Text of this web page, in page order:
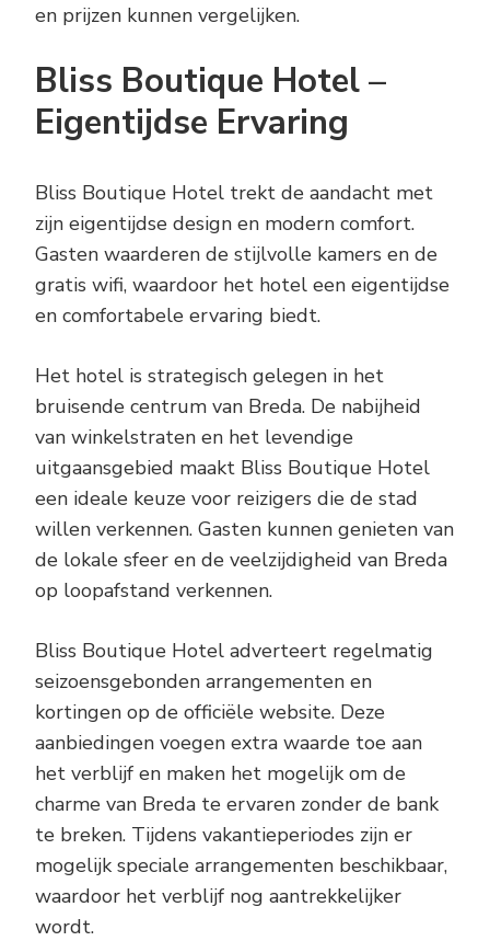
en prijzen kunnen vergelijken.
Bliss Boutique Hotel –
Eigentijdse Ervaring
Bliss Boutique Hotel trekt de aandacht met
zijn eigentijdse design en modern comfort.
Gasten waarderen de stijlvolle kamers en de
gratis wifi, waardoor het hotel een eigentijdse
en comfortabele ervaring biedt.
Het hotel is strategisch gelegen in het
bruisende centrum van Breda. De nabijheid
van winkelstraten en het levendige
uitgaansgebied maakt Bliss Boutique Hotel
een ideale keuze voor reizigers die de stad
willen verkennen. Gasten kunnen genieten van
de lokale sfeer en de veelzijdigheid van Breda
op loopafstand verkennen.
Bliss Boutique Hotel adverteert regelmatig
seizoensgebonden arrangementen en
kortingen op de officiële website. Deze
aanbiedingen voegen extra waarde toe aan
het verblijf en maken het mogelijk om de
charme van Breda te ervaren zonder de bank
te breken. Tijdens vakantieperiodes zijn er
mogelijk speciale arrangementen beschikbaar,
waardoor het verblijf nog aantrekkelijker
wordt.